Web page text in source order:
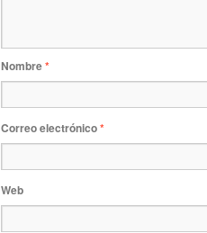
Nombre*
Correo electrónico*
Web